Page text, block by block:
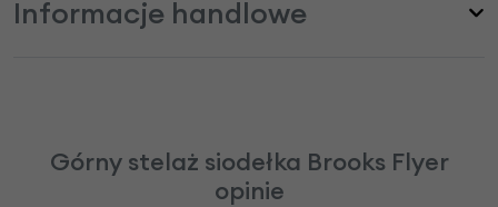
Informacje handlowe
Górny stelaż siodełka Brooks Flyer
opinie